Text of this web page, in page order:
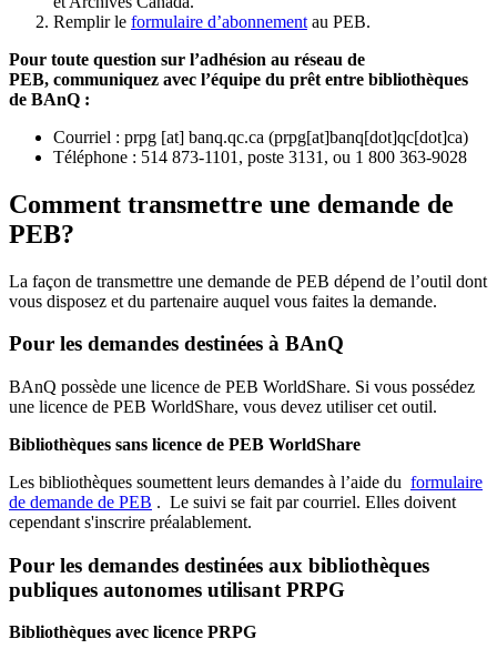
Remplir le formulaire d’abonnement au PEB.
Pour toute question sur l’adhésion au réseau de
PEB, communiquez avec l’équipe du prêt entre bibliothèques
de BAnQ :
Courriel : prpg [at] banq.qc.ca (prpg[at]banq[dot]qc[dot]ca)
Téléphone : 514 873-1101, poste 3131, ou 1 800 363-9028
Comment transmettre une demande de
PEB?
La façon de transmettre une demande de PEB dépend de l’outil dont
vous disposez et du partenaire auquel vous faites la demande.
Pour les demandes destinées à BAnQ
BAnQ possède une licence de PEB WorldShare. Si vous possédez
une licence de PEB WorldShare, vous devez utiliser cet outil.
Bibliothèques sans licence de PEB WorldShare
Les bibliothèques soumettent leurs demandes à l’aide du formulaire
de demande de PEB . Le suivi se fait par courriel. Elles doivent
cependant s'inscrire préalablement.
Pour les demandes destinées aux bibliothèques
publiques autonomes utilisant PRPG
Bibliothèques avec licence PRPG